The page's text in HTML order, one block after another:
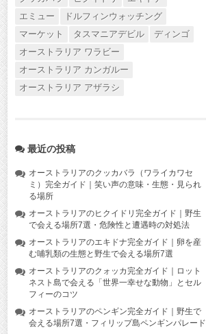
エミュー
ドルフィンウォッチング
マーケット
タスマニアデビル
ディンゴ
オーストラリア ワラビー
オーストラリア カンガルー
オーストラリア アザラシ
最近の投稿
オーストラリアのクッカバラ（ワライカワセ
ミ）完全ガイド｜笑い声の意味・生態・見られ
る場所
オーストラリアのヒクイドリ完全ガイド｜野生
で会える場所7選・危険性と遭遇時の対処法
オーストラリアのエキドナ完全ガイド｜卵を産
む哺乳類の生態と野生で会える場所7選
オーストラリアのクォッカ完全ガイド｜ロット
ネスト島で会える「世界一幸せな動物」とセル
フィーのコツ
オーストラリアのペンギン完全ガイド｜野生で
会える場所7選・フィリップ島ペンギンパレード